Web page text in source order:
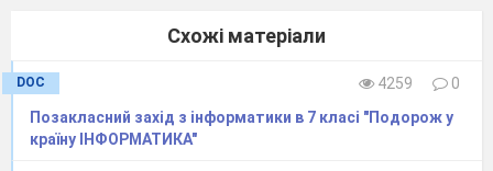
Схожі матеріали
DOC 4259
0
Позакласний захід з інформатики в 7 класі "Подорож у
країну ІНФОРМАТИКА"